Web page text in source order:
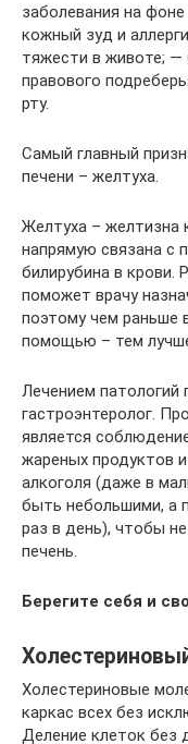
заболевания на
кожный зуд и
тяжести в животе;
правового
рту.
Самый главный
печени – желтуха.
Желтуха – желтизна
напрямую связана с
билирубина в крови.
поможет врачу
поэтому чем раньше
помощью – тем
Лечением патологий
гастроэнтеролог.
является
жареных продуктов
алкоголя (даже в
быть небольшими, а
раз в день), чтобы
печень.
Берегите себя и
Холестериновые
каркас всех без
Деление клеток без